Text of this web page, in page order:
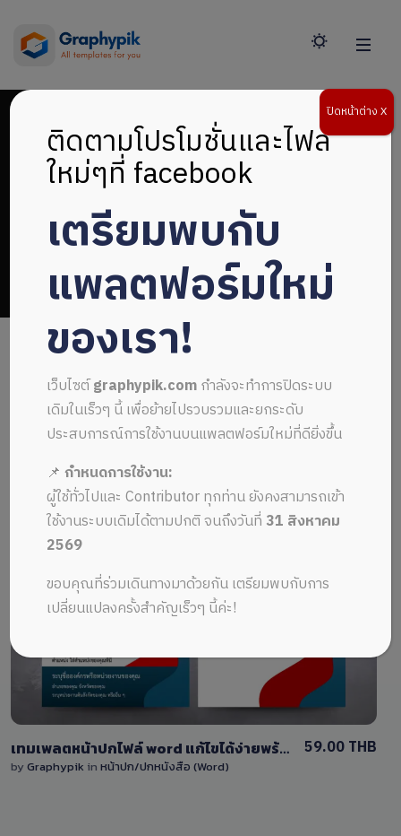
ออกแบบหน้าปกรายงาน
ALL MUSIC FROM ออกแบบหน้าปก
รายงาน
View Details
0 Sale
เทมเพลตหน้าปกไฟล์ word แก้ไขได้ง่ายพร้อมพื้นที่ใส่เนื้อหา โทนสีแดง-น้ำเงิน
by Graphypik in หน้าปก/ปกหนังสือ (Word)
59.00 THB
ติดตามโปรโมชั่นและไฟล์
ใหม่ๆที่ facebook
เตรียมพบกับ
แพลตฟอร์มใหม่
ของเรา!
เว็บไซต์graphypik.comกำลังจะทำการปิดระบบ
เดิมในเร็วๆ นี้ เพื่อย้ายไปรวบรวมและยกระดับ
ประสบการณ์การใช้งานบนแพลตฟอร์มใหม่ที่ดียิ่งขึ้น
📌กำหนดการใช้งาน:
ผู้ใช้ทั่วไปและ Contributor ทุกท่าน ยังคงสามารถเข้า
ใช้งานระบบเดิมได้ตามปกติ จนถึงวันที่ 31 สิงหาคม
2569
ขอบคุณที่ร่วมเดินทางมาด้วยกัน เตรียมพบกับการ
เปลี่ยนแปลงครั้งสำคัญเร็วๆ นี้ค่ะ!
ปิดหน้าต่าง X